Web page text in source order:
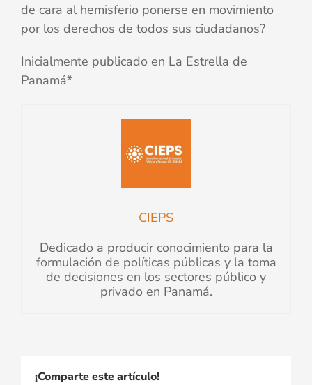
de cara al hemisferio ponerse en movimiento
por los derechos de todos sus ciudadanos?
Inicialmente publicado en La Estrella de
Panamá*
CIEPS
Dedicado a producir conocimiento para la
formulación de políticas públicas y la toma
de decisiones en los sectores público y
privado en Panamá.
¡Comparte este artículo!